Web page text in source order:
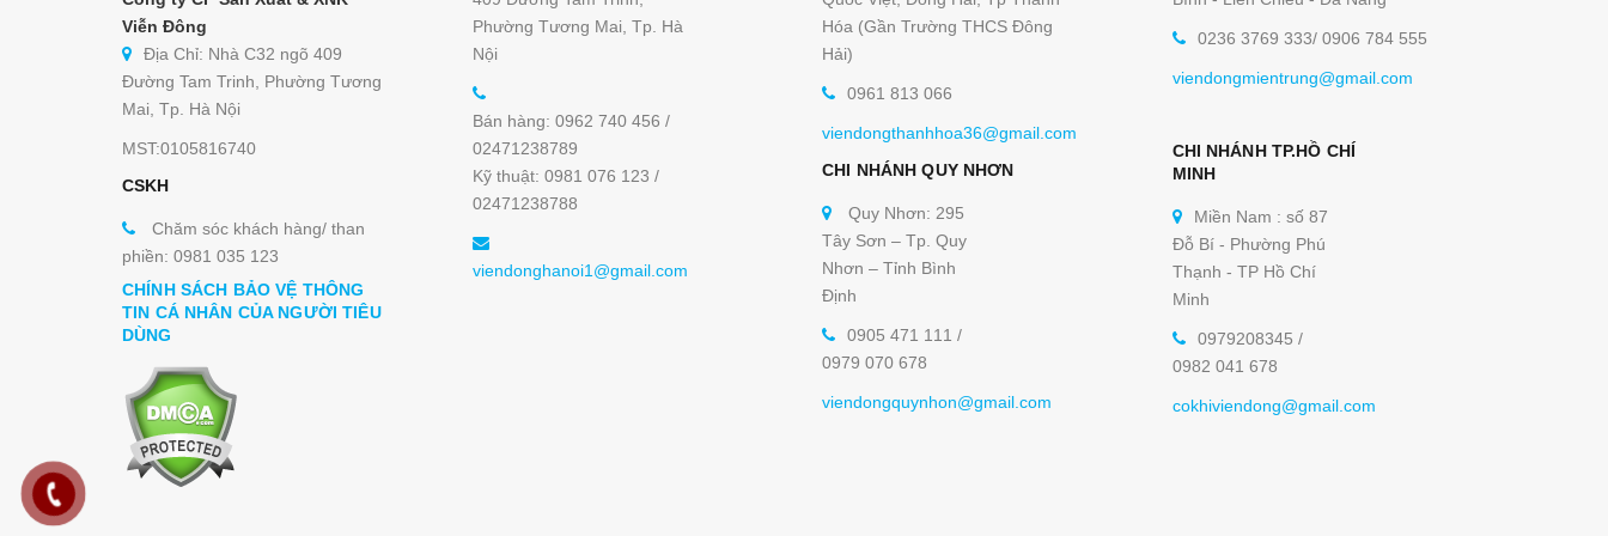
Viễn Đông
Địa Chỉ: Nhà C32 ngõ 409
Đường Tam Trinh, Phường Tương
Mai, Tp. Hà Nội
MST:0105816740
CSKH
Chăm sóc khách hàng/ than
phiền: 0981 035 123
CHÍNH SÁCH BẢO VỆ THÔNG
TIN CÁ NHÂN CỦA NGƯỜI TIÊU
DÙNG
Phường Tương Mai, Tp. Hà
Nội
Bán hàng: 0962 740 456 /
02471238789
Kỹ thuật: 0981 076 123 /
02471238788
viendonghanoi1@gmail.com
Hóa (Gần Trường THCS Đông
Hải)
0961 813 066
viendongthanhhoa36@gmail.com
CHI NHÁNH QUY NHƠN
Quy Nhơn: 295
Tây Sơn – Tp. Quy
Nhơn – Tỉnh Bình
Định
0905 471 111 /
0979 070 678
viendongquynhon@gmail.com
0236 3769 333/ 0906 784 555
viendongmientrung@gmail.com
CHI NHÁNH TP.HỒ CHÍ
MINH
Miền Nam : số 87
Đỗ Bí - Phường Phú
Thạnh - TP Hồ Chí
Minh
0979208345 /
0982 041 678
cokhiviendong@gmail.com